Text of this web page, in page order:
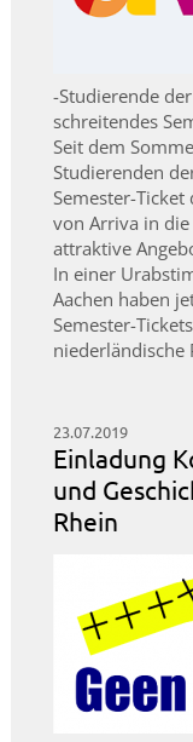
-Studierende
schreitendes
Seit dem
Studierenden
Semester-
von Arriva in
attraktive
In einer
Aachen haben
Semester-
23.07.2019
Einladung
und
Rhein